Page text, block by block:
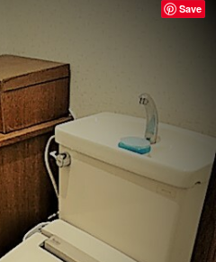
Save